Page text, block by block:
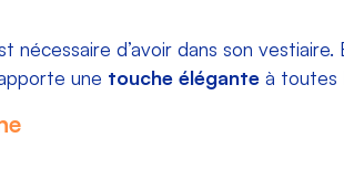
nécessaire d’avoir dans son
une touche éléganteà toutes